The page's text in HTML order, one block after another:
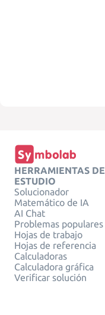
HERRAMIENTAS DE
ESTUDIO
Solucionador
Matemático de IA
AI Chat
Problemas populares
Hojas de trabajo
Hojas de referencia
Calculadoras
Calculadora gráfica
Verificar solución